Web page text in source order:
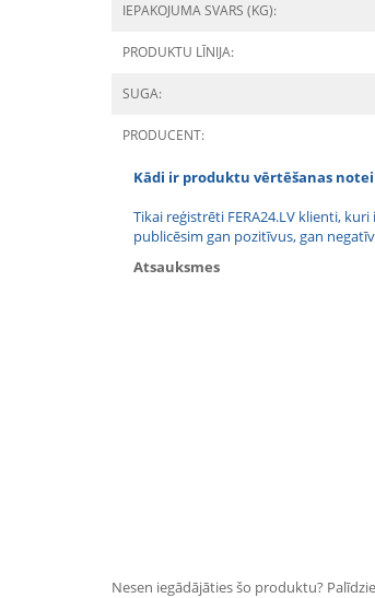
IEPAKOJUMA SVARS (KG):
PRODUKTU LĪNIJA:
SUGA:
PRODUCENT:
Kādi ir produktu vērtēšanas
Tikai reģistrēti FERA24.LV klienti,
publicēsim gan pozitīvus, gan
Atsauksmes
Nesen iegādājāties šo produktu?